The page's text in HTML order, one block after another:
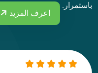
باستمرار.
اعرف المزيد